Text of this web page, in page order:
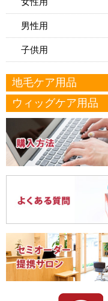
男性用
子供用
地毛ケア用品
ウィッグケア用品